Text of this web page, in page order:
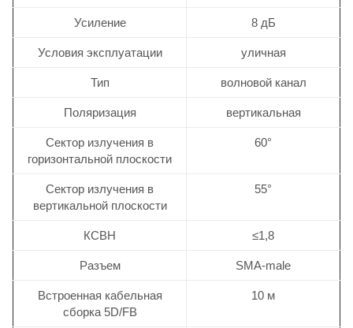
Усиление 8 дБ
Условия эксплуатации уличная
Тип волновой канал
Поляризация вертикальная
Сектор излучения в
горизонтальной плоскости
60°
Сектор излучения в
вертикальной плоскости
55°
КСВН ≤1,8
Разъем SMA-male
Встроенная кабельная
сборка 5D/FB
10 м